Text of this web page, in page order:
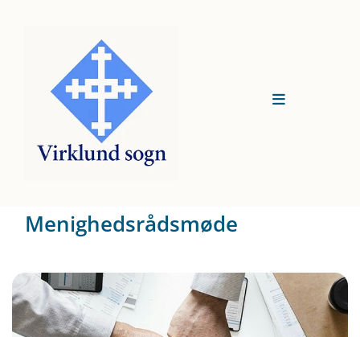
Menighedsrådsmøde